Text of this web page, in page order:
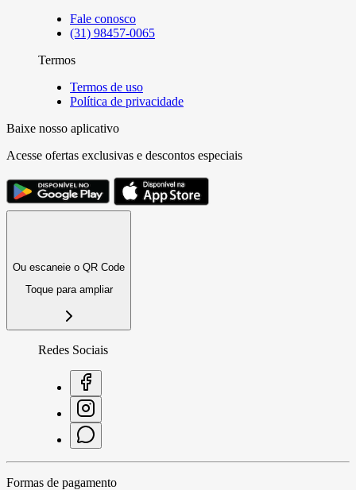
Fale conosco
(31) 98457-0065
Termos
Termos de uso
Política de privacidade
Baixe nosso aplicativo
Acesse ofertas exclusivas e descontos especiais
Ou escaneie o QR Code
Toque para ampliar
Redes Sociais
Formas de pagamento